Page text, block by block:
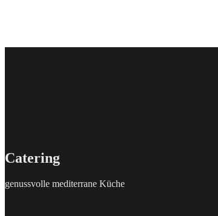
Catering
genussvolle mediterrane Küche